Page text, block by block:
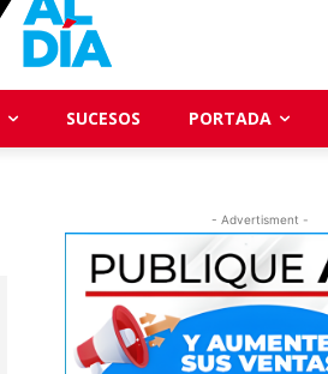
SUCESOS PORTADA
- Advertisment -